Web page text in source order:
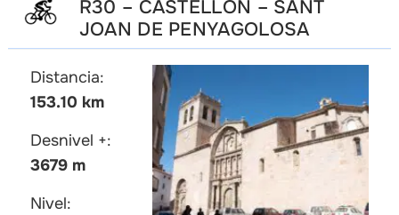
R30 – CASTELLÓN – SANT
JOAN DE PENYAGOLOSA
Distancia:
153.10 km
Desnivel +:
3679 m
Nivel: